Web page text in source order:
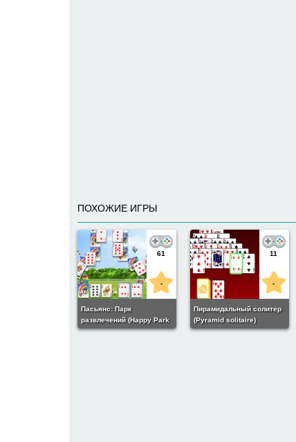
ПОХОЖИЕ ИГРЫ
61
-
Пасьянс: Парк
развлечений (Happy Park
Solitaire)
11
-
Пирамидальный солитер
(Pyramid solitaire)